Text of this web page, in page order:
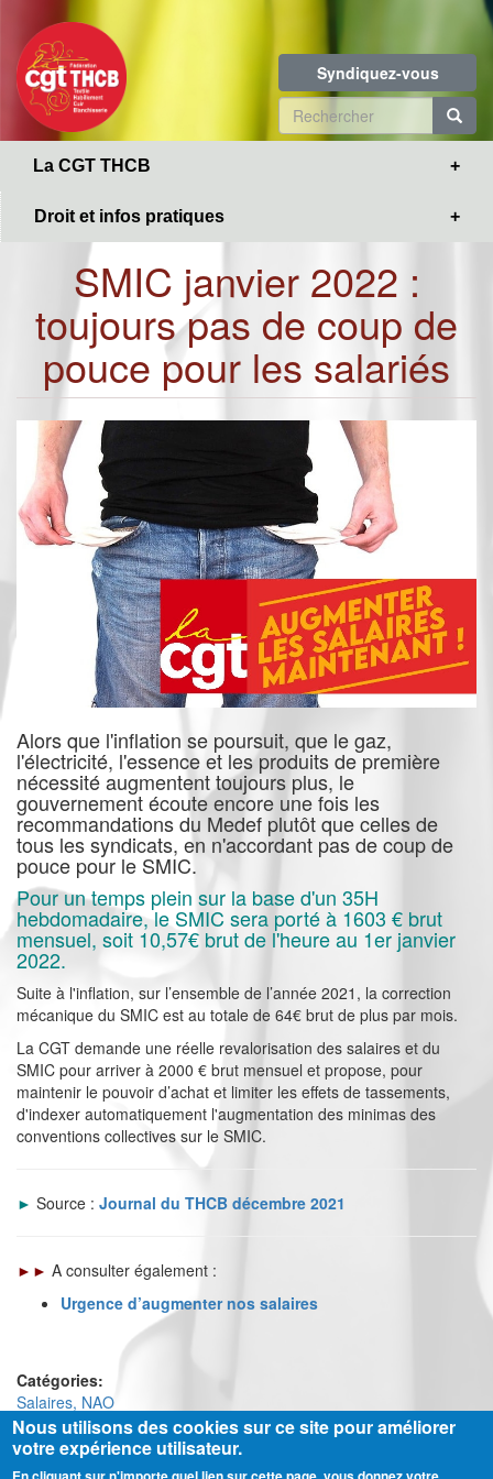
contenu
principal
Syndiquez-vous
Formulaire
de
La CGT THCB
Droit et infos pratiques
SMIC janvier 2022 :
toujours pas de coup de
pouce pour les salariés
Alors que l'inflation se poursuit, que le gaz,
l'électricité, l'essence et les produits de première
nécessité augmentent toujours plus, le
gouvernement écoute encore une fois les
recommandations du Medef plutôt que celles de
tous les syndicats, en n'accordant pas de coup de
pouce pour le SMIC.
Pour un temps plein sur la base d'un 35H
hebdomadaire, le SMIC sera porté à 1603 € brut
mensuel, soit 10,57€ brut de l'heure au 1er janvier
2022.
Suite à l'inflation, sur l’ensemble de l’année 2021, la correction
mécanique du SMIC est au totale de 64€ brut de plus par mois.
La CGT demande une réelle revalorisation des salaires et du
SMIC pour arriver à 2000 € brut mensuel et propose, pour
maintenir le pouvoir d’achat et limiter les effets de tassements,
d'indexer automatiquement l'augmentation des minimas des
conventions collectives sur le SMIC.
► Source : Journal du THCB décembre 2021
►► A consulter également :
Urgence d’augmenter nos salaires
Catégories:
Salaires, NAO
Nous utilisons des cookies sur ce site pour améliorer
votre expérience utilisateur.